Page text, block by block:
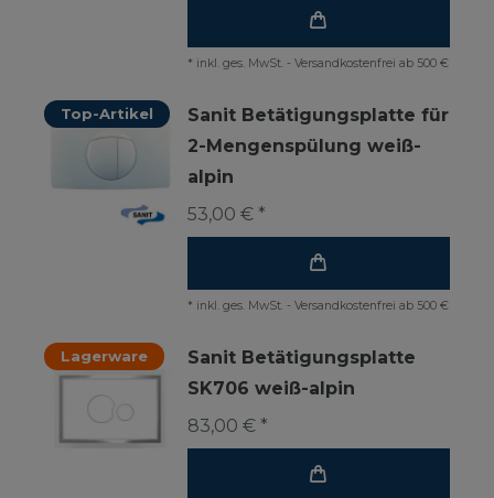
* inkl. ges. MwSt. - Versandkostenfrei ab 500 €
Top-Artikel
Sanit Betätigungsplatte für
2-Mengenspülung weiß-
alpin
53,00 € *
* inkl. ges. MwSt. - Versandkostenfrei ab 500 €
Lagerware
Sanit Betätigungsplatte
SK706 weiß-alpin
83,00 € *